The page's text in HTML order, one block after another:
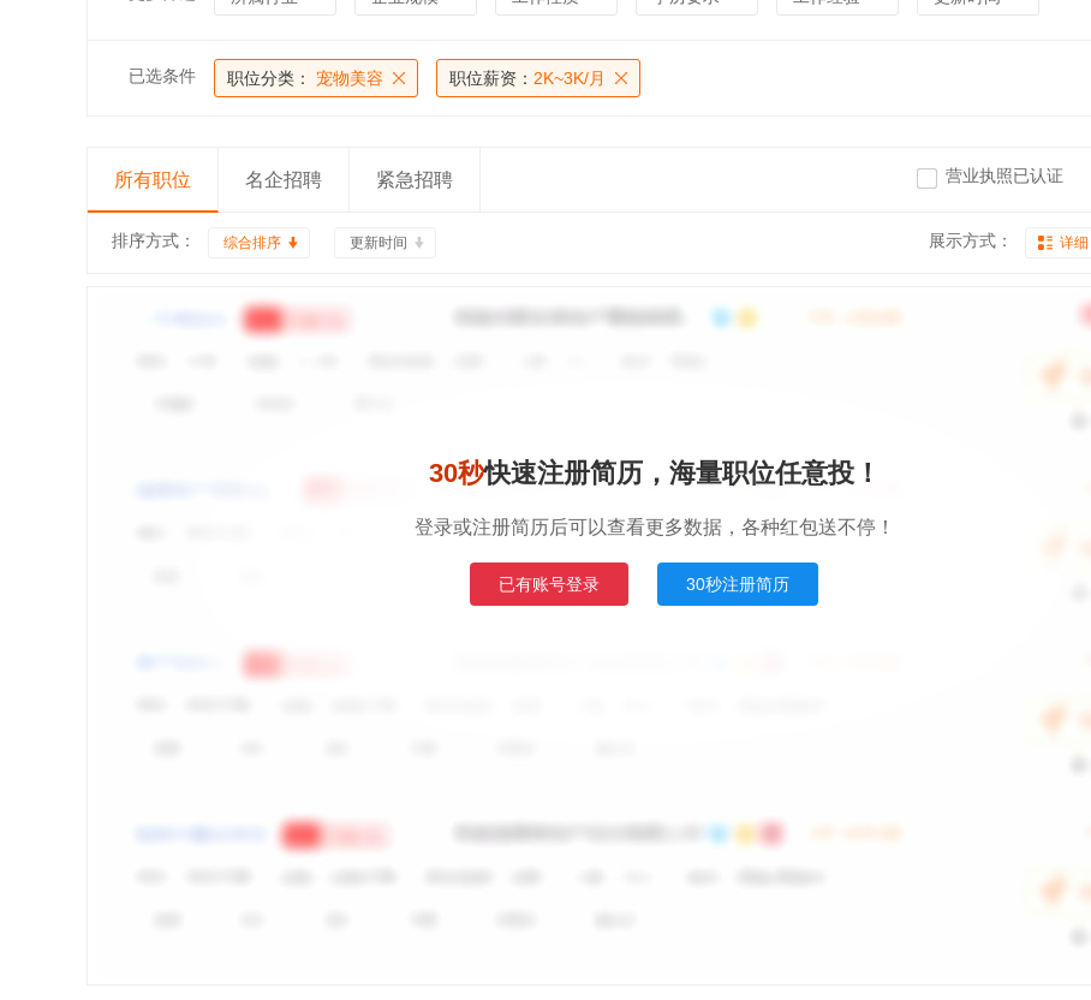
已选条件 职位分类： 宠物美容 职位薪资： 2K~3K/月
所有职位 名企招聘 紧急招聘 营业执照已认证
排序方式： 综合排序 更新时间 展示方式： 详细
30秒快速注册简历，海量职位任意投！
登录或注册简历后可以查看更多数据，各种红包送不停！
已有账号登录 30秒注册简历